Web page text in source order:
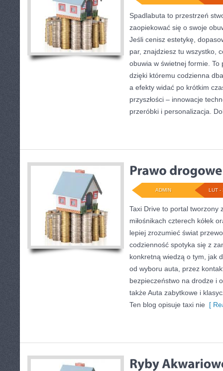
Spadlabuta to przestrzeń
zaopiekować się o swoje
Jeśli cenisz estetykę,
par, znajdziesz tu wszystko,
obuwia w świetnej formie. To
dzięki któremu codzienna
a efekty widać po krótkim
przyszłości – innowacje
przeróbki i personalizacja.
LUT -
ADMIN
Taxi Drive to portal tworzony
miłośnikach czterech kółek
lepiej zrozumieć świat
codzienność spotyka się z
konkretną wiedzą o tym, jak
od wyboru auta, przez
bezpieczeństwo na drodze i
także Auta zabytkowe i
Ten blog opisuje taxi nie [